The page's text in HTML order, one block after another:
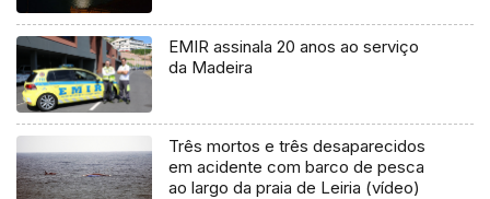
EMIR assinala 20 anos ao serviço
da Madeira
Três mortos e três desaparecidos
em acidente com barco de pesca
ao largo da praia de Leiria (vídeo)